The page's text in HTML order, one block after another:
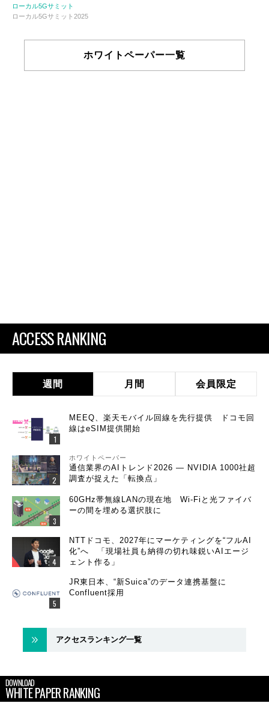
ローカル5Gサミット
ローカル5Gサミット2025
ホワイトペーパー一覧
ACCESS RANKING
週間 月間 会員限定
MEEQ、楽天モバイル回線を先行提供 ドコモ回
線はeSIM提供開始
ホワイトペーパー
通信業界のAIトレンド2026 ― NVIDIA 1000社超
調査が捉えた「転換点」
60GHz帯無線LANの現在地 Wi-Fiと光ファイバ
ーの間を埋める選択肢に
NTTドコモ、2027年にマーケティングを“フルAI
化”へ 「現場社員も納得の切れ味鋭いAIエージ
ェント作る」
JR東日本、“新Suica”のデータ連携基盤に
Confluent採用
アクセスランキング一覧
DOWNLOAD
WHITE PAPER RANKING